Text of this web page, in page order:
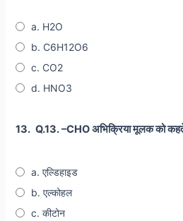
a. H2O
b. C6H12O6
c. CO2
d. HNO3
13. Q.13. –CHO अभिक्रिया मूलक को
a. एल्डिहाइड
b. एल्कोहल
c. कीटोन